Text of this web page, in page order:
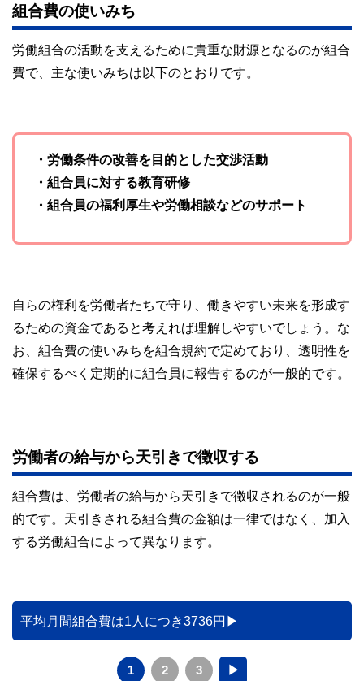
組合費の使いみち
労働組合の活動を支えるために貴重な財源となるのが組合
費で、主な使いみちは以下のとおりです。
・労働条件の改善を目的とした交渉活動
・組合員に対する教育研修
・組合員の福利厚生や労働相談などのサポート
自らの権利を労働者たちで守り、働きやすい未来を形成す
るための資金であると考えれば理解しやすいでしょう。な
お、組合費の使いみちを組合規約で定めており、透明性を
確保するべく定期的に組合員に報告するのが一般的です。
労働者の給与から天引きで徴収する
組合費は、労働者の給与から天引きで徴収されるのが一般
的です。天引きされる組合費の金額は一律ではなく、加入
する労働組合によって異なります。
平均月間組合費は1人につき3736円
1 2 3 ▶